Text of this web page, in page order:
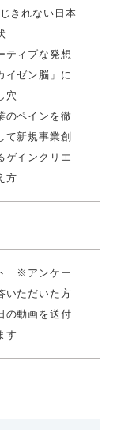
きれない日本
ティブな発想
イゼン脳」に
穴
のペインを徹
て新規事業創
ゲインクリエ
方
※アンケー
いただいた方
の動画を送付
す